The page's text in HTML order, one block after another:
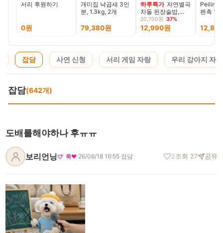
서리 후원하기
0원
개미집 낙곱새 3인
분, 1.3kg, 2개
79,380원
하루특가 자연별곡
차돌 된장술밥,
210g, 2개 +황태
콩나물 해장국밥,
210g, 2개 + 소고
20,700원 37%
12,990원
Peilinc
펜촉 1
입
잡담 사연 신청 서리 게임 자랑 우리 강아지 자랑
잡담(642개)
도배를해야하나 후ㅠㅠ
보리언닝 쪽❤️·26/06/18 16:55·잡담 2조회 27 공유